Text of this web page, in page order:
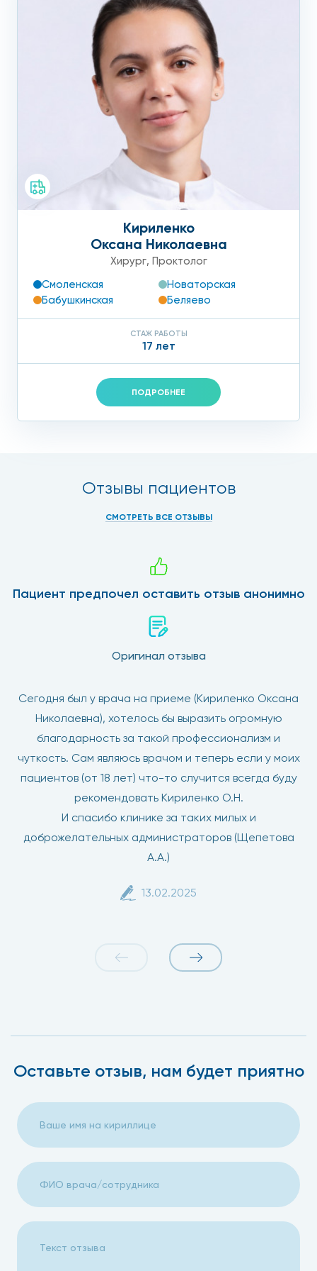
записаться на прием к профильному специалисту.
Кириленко
Оксана Николаевна
Хирург, Проктолог
Смоленская
Новаторская
Бабушкинская
Беляево
СТАЖ РАБОТЫ
17 лет
ПОДРОБНЕЕ
Отзывы пациентов
СМОТРЕТЬ ВСЕ ОТЗЫВЫ
Пациент предпочел оставить отзыв анонимно
Оригинал отзыва
Сегодня был у врача на приеме (Кириленко Оксана
Николаевна), хотелось бы выразить огромную
благодарность за такой профессионализм и
чуткость. Сам являюсь врачом и теперь если у моих
пациентов (от 18 лет) что-то случится всегда буду
рекомендовать Кириленко О.Н.
И спасибо клинике за таких милых и
доброжелательных администраторов (Щепетова
А.А.)
13.02.2025
Оставьте отзыв, нам будет приятно